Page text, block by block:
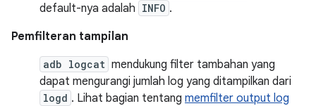
default-nya adalah INFO .
Pemfilteran tampilan
adb logcat mendukung filter tambahan yang
dapat mengurangi jumlah log yang ditampilkan dari
logd . Lihat bagian tentang memfilter output log